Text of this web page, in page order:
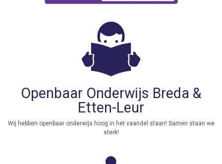
Openbaar Onderwijs Breda &
Etten-Leur
Wij hebben openbaar onderwijs hoog in het vaandel staan! Samen staan we
sterk!